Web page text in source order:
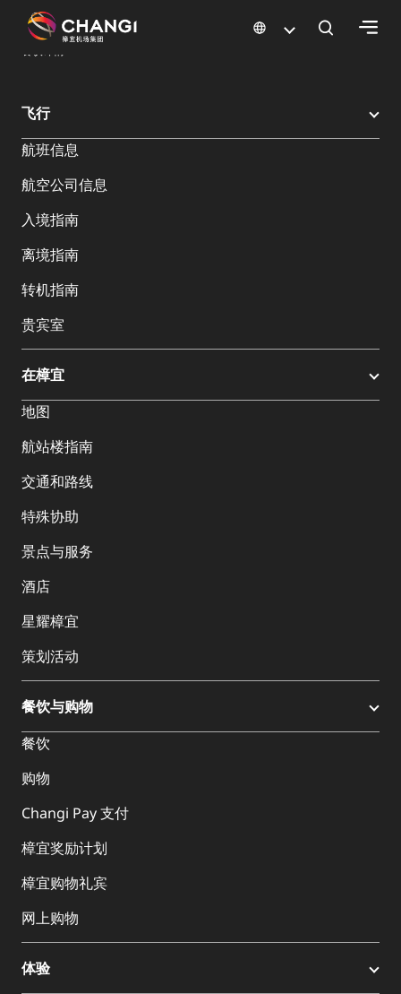
所
樟
宜
网
站:
选
择
言:
樟宜机场 樟宜机场餐饮与购物
餐饮指南：餐厅和美食 | 樟宜机场
飞行
航班信息
航空公司信息
入境指南
离境指南
转机指南
贵宾室
在樟宜
地图
航站楼指南
交通和路线
特殊协助
景点与服务
酒店
星耀樟宜
策划活动
餐饮与购物
餐饮
购物
Changi Pay 支付
樟宜奖励计划
樟宜购物礼宾
网上购物
体验